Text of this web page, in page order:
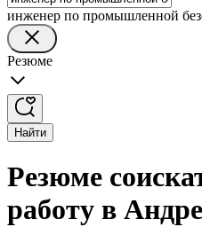
инженер по промышленной
Резюме
Найти
Резюме
работу в Андре